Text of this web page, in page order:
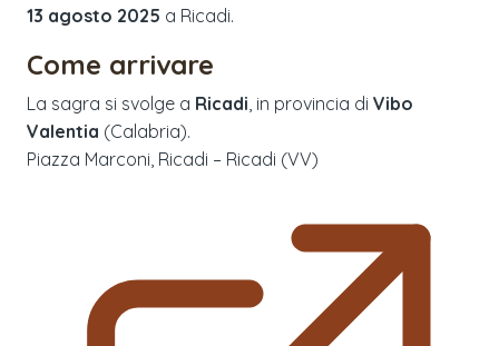
13 agosto 2025 a Ricadi.
Come arrivare
La sagra si svolge a Ricadi , in provincia di Vibo
Valentia (Calabria).
Piazza Marconi, Ricadi – Ricadi (VV)